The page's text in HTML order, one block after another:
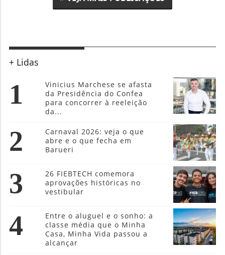
+ Lidas
1
Vinicius Marchese se afasta
da Presidência do Confea
para concorrer à reeleição
da...
2
Carnaval 2026: veja o que
abre e o que fecha em
Barueri
3
26 FIEBTECH comemora
aprovações históricas no
vestibular
4
Entre o aluguel e o sonho: a
classe média que o Minha
Casa, Minha Vida passou a
alcançar